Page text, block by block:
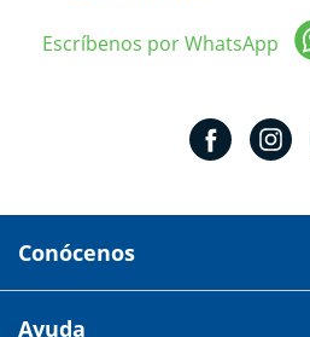
Escríbenos por WhatsApp
Conócenos
Av 18 de marzo # 309.
Ayuda